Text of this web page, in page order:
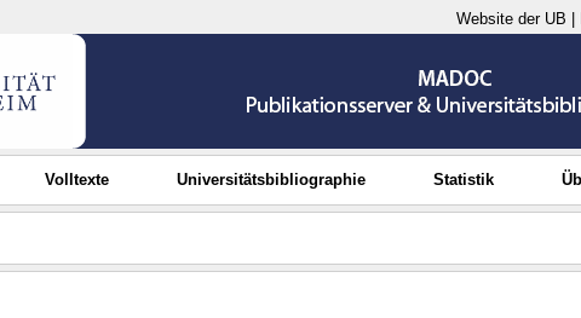
Website der UB
Volltexte Universitätsbibliographie Statistik